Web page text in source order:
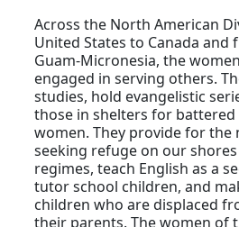
Across the North American
United States to Canada and
Guam-Micronesia, the
engaged in serving others.
studies, hold evangelistic
those in shelters for battered
women. They provide for the
seeking refuge on our
regimes, teach English as a
tutor school children, and
children who are displaced
their parents. The women of